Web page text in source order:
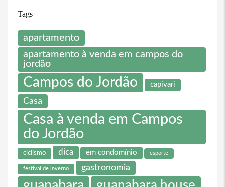
Tags
apartamento
apartamento à venda em campos do
jordão
Campos do Jordão capivari
Casa
Casa à venda em Campos
do Jordão
ciclismo dica em condomínio esporte
festival de inverno gastronomia